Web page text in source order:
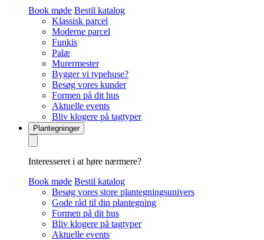
Book møde Bestil katalog
Klassisk parcel
Moderne parcel
Funkis
Palæ
Murermester
Bygger vi typehuse?
Besøg vores kunder
Formen på dit hus
Aktuelle events
Bliv klogere på tagtyper
Plantegninger
Interesseret i at høre nærmere?
Book møde Bestil katalog
Besøg vores store plantegningsunivers
Gode råd til din plantegning
Formen på dit hus
Bliv klogere på tagtyper
Aktuelle events